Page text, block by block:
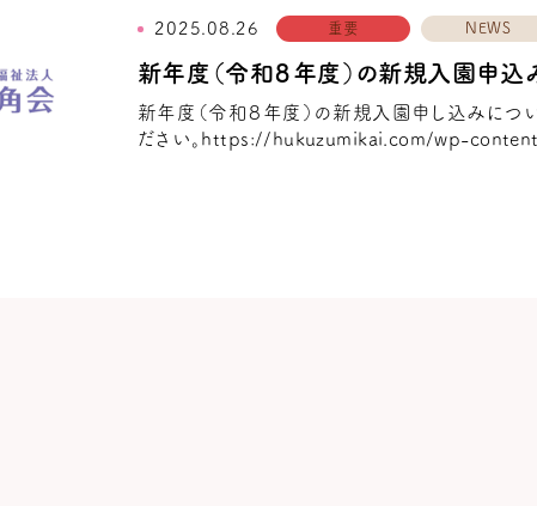
2025.08.26 重要 NEWS
新年度（令和８年度）の新規入園申込
新年度（令和８年度）の新規入園申し込みにつ
ださい。https://hukuzumikai.com/wp-